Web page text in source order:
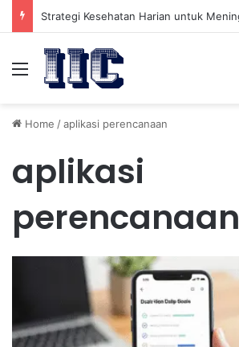
Menu
Home /aplikasi perencanaan
aplikasi
perencanaan